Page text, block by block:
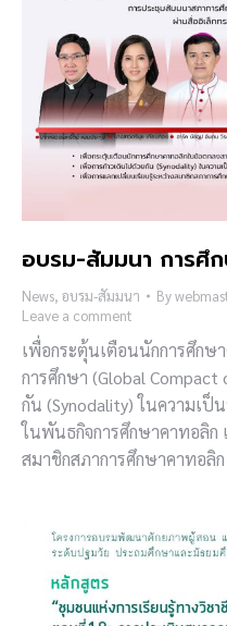
อบรม-สัมมนา การศึ
News, อบรม-สัมมนา By
Leave a comment
เพื่อกระตุ้นเตือนนักการศึกษ
การศึกษา (Global Compact
กัน (Synodality) ในความเ
ในพันธกิจการศึกษาคาทอลิก
สมาชิกสภาการศึกษาคาทอลิก